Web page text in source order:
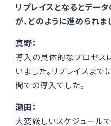
リプレイスとなるとデー
が、どのように進められま
真野：
導入の具体的なプロセス
いました。リプレイスま
間での導入でした。
瀬田：
大変厳しいスケジュール